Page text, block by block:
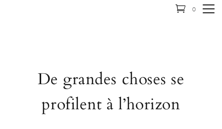
0
De grandes choses se
profilent à l’horizon